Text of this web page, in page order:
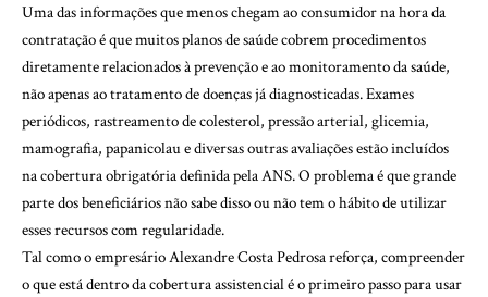
Uma das informações que menos chegam ao consumidor na hora da
contratação é que muitos planos de saúde cobrem procedimentos
diretamente relacionados à prevenção e ao monitoramento da saúde,
não apenas ao tratamento de doenças já diagnosticadas. Exames
periódicos, rastreamento de colesterol, pressão arterial, glicemia,
mamografia, papanicolau e diversas outras avaliações estão incluídos
na cobertura obrigatória definida pela ANS. O problema é que grande
parte dos beneficiários não sabe disso ou não tem o hábito de utilizar
esses recursos com regularidade.
Tal como o empresário Alexandre Costa Pedrosa reforça, compreender
o que está dentro da cobertura assistencial é o primeiro passo para usar